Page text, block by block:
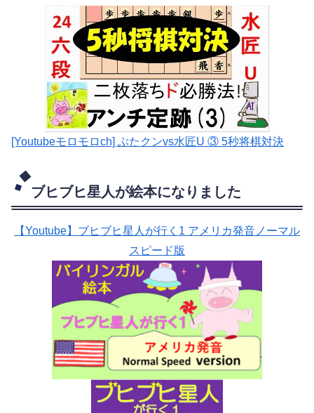
[Youtubeモロモロch] ぶたクンvs水匠U ③ 5秒将棋対決
ブヒブヒ星人が絵本になりました
【Youtube】ブヒブヒ星人が行く1 アメリカ発音ノーマル
スピード版